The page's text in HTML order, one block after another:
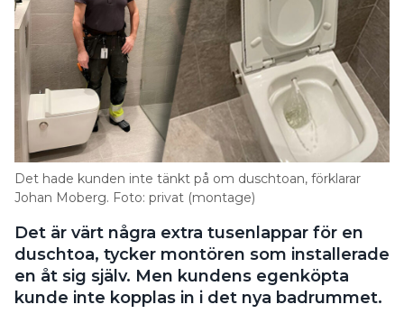
Läs E-tidningen
Om tidningen
Kontakt
Information om GDPR
Search for:
SEARCH
Det hade kunden inte tänkt på om duschtoan, förklarar
Johan Moberg. Foto: privat (montage)
Det är värt några extra tusenlappar för en
duschtoa, tycker montören som installerade
en åt sig själv. Men kundens egenköpta
kunde inte kopplas in i det nya badrummet.